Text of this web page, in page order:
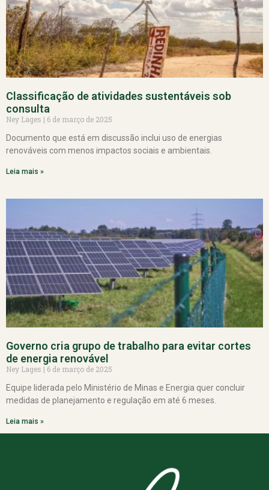
Classificação de atividades sustentáveis sob
consulta
Ney Lages
6 de março de 2025
Documento que está em discussão inclui uso de energias
renováveis com menos impactos sociais e ambientais.
Leia mais »
Governo cria grupo de trabalho para evitar cortes
de energia renovável
Ney Lages
6 de março de 2025
Equipe liderada pelo Ministério de Minas e Energia quer concluir
medidas de planejamento e regulação em até 6 meses.
Leia mais »